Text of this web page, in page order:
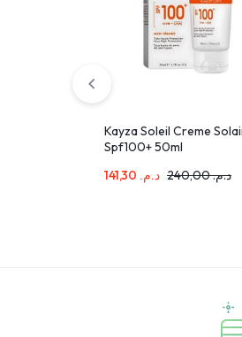
Kayza Soleil Creme
Spf100+ 50ml
د.م.
د.م.240,00